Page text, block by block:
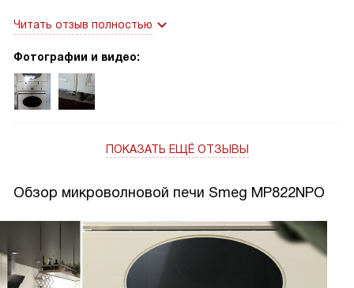
Удобное меню, много видов приготовления пищи.
Внутреннее покрытие легко моется по сравнению с нашей
Читать отзыв полностью
Фотографии и видео:
ПОКАЗАТЬ ЕЩЁ ОТЗЫВЫ
Обзор микроволновой печи Smeg MP822NPO